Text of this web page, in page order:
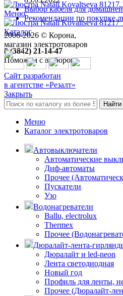
Меню
Каталог
8 (3842) 21-14-47
Поможем с выбором
Выбор кабеля для
Рекомендации по покупке
2006-2026 © Корона,
магазин электротоваров
Сайт разработан
в агентстве «Резалт»
Закрыть
Найти
Меню
Каталог электротоваров
Автовыключатели
Автоматические
Диф-автоматы
Прочее
Пускатели
Узо
Водонагреватели
Ballu, electrolux
Thermex
Прочее
Дюралайт-лента-
Дюралайт и led-neon
Лента светодиодная
Новый год
Профиль для ленты,
Прочее (Дюралайт-